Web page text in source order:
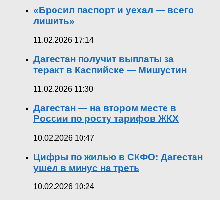
«Бросил паспорт и уехал — всего
лишить»
11.02.2026 17:14
Дагестан получит выплаты за
теракт в Каспийске — Мишустин
11.02.2026 11:30
Дагестан — на втором месте в
России по росту тарифов ЖКХ
10.02.2026 10:47
Цифры по жилью в СКФО: Дагестан
ушел в минус на треть
10.02.2026 10:24